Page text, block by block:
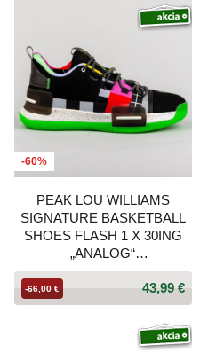
-60%
PEAK LOU WILLIAMS
SIGNATURE BASKETBALL
SHOES FLASH 1 X 30ING
„ANALOG“
BLACK/FLUORESCENT
43,99 €
-66,00 €